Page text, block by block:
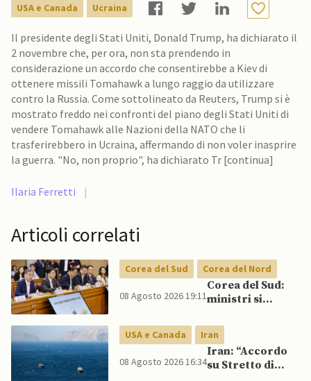
USA e Canada Ucraina
Il presidente degli Stati Uniti, Donald Trump, ha dichiarato il
2 novembre che, per ora, non sta prendendo in
considerazione un accordo che consentirebbe a Kiev di
ottenere missili Tomahawk a lungo raggio da utilizzare
contro la Russia. Come sottolineato da Reuters, Trump si è
mostrato freddo nei confronti del piano degli Stati Uniti di
vendere Tomahawk alle Nazioni della NATO che li
trasferirebbero in Ucraina, affermando di non voler inasprire
la guerra. "No, non proprio", ha dichiarato Tr [continua]
Ilaria Ferretti |
Articoli correlati
Corea del Sud Corea del Nord
08 Agosto 2026 19:11
Corea del Sud:
ministri si
pubblicamente
su politica con il
Nord, mentre
Lee spinge per
USA e Canada Iran
08 Agosto 2026 16:34
Iran: “Accordo
su Stretto di